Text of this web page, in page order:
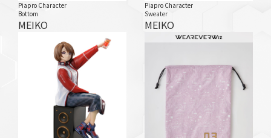
Piapro Character
Bottom
MEIKO
Piapro Character
Sweater
MEIKO